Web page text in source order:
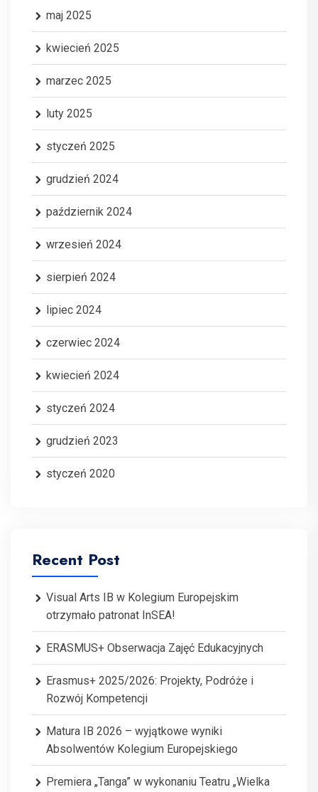
maj 2025
kwiecień 2025
marzec 2025
luty 2025
styczeń 2025
grudzień 2024
październik 2024
wrzesień 2024
sierpień 2024
lipiec 2024
czerwiec 2024
kwiecień 2024
styczeń 2024
grudzień 2023
styczeń 2020
Recent Post
Visual Arts IB w Kolegium Europejskim
otrzymało patronat InSEA!
ERASMUS+ Obserwacja Zajęć Edukacyjnych
Erasmus+ 2025/2026: Projekty, Podróże i
Rozwój Kompetencji
Matura IB 2026 – wyjątkowe wyniki
Absolwentów Kolegium Europejskiego
Premiera „Tanga” w wykonaniu Teatru „Wielka